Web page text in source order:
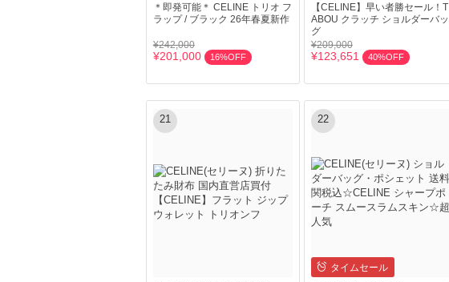
＊即発可能＊ CELINE トリオ フ
ラップ / ブラック 26年春夏新作
¥242,000
¥201,000 16%OFF
【CELINE】早い者勝セール！T
ABOU クラッチ ショルダーバッ
グ
¥209,000
¥123,651 40%OFF
21 22
タイムセール